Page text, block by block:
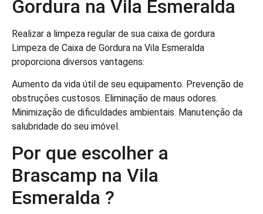
Gordura na Vila Esmeralda
Realizar a limpeza regular de sua caixa de gordura
Limpeza de Caixa de Gordura na Vila Esmeralda
proporciona diversos vantagens:
Aumento da vida útil de seu equipamento. Prevenção de
obstruções custosos. Eliminação de maus odores.
Minimização de dificuldades ambientais. Manutenção da
salubridade do seu imóvel.
Por que escolher a
Brascamp na Vila
Esmeralda ?